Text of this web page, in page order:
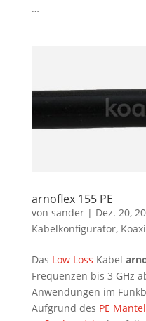
…
arnoflex 155 PE
von sander| Dez. 20,
Kabelkonfigurator,
Das Low Loss Kabel
Frequenzen bis 3 GHz
Anwendungen im
Aufgrund des PE